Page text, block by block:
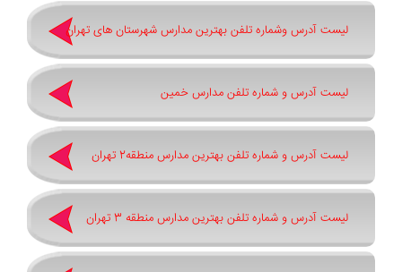
لیست آدرس وشماره تلفن بهترین مدارس شهرستان های تهران
لیست آدرس و شماره تلفن مدارس خمین
لیست آدرس و شماره تلفن بهترین مدارس منطقه2 تهران
لیست آدرس و شماره تلفن بهترین مدارس منطقه 3 تهران